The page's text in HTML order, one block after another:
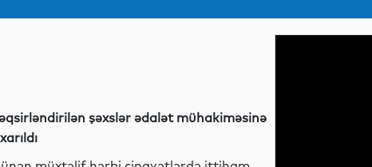
şəxslər ədalət mühakiməsinə